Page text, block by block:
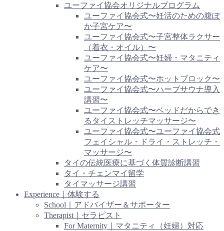
ユーファイ協会オリジナルプログラム
ユーファイ協会式〜妊活のための腹ぽ
か子宮ケア〜
ユーファイ協会式〜子宮整体ラクサー
（着衣・オイル）〜
ユーファイ協会式〜妊婦・マタニティ
ケア〜
ユーファイ協会式〜ホットブロック〜
ユーファイ協会式〜ハーブサウナ導入
講習〜
ユーファイ協会式〜ベッドだからでき
るタイストレッチマッサージ〜
ユーファイ協会式〜ユーファイ協会式
フェイシャル・ドライ・ストレッチ・
マッサージ〜
タイの伝統医療に基づく体質診断講習
タイ・チェンマイ留学
タイマッサージ講習
Experience｜体験する
School｜アドバイザー＆サポーター
Therapist｜セラピスト
For Maternity｜マタニティ（妊婦）対応